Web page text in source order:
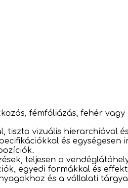
fémfóliázás, fehér
tiszta vizuális hierarchiával
és egységesen
teljesen a
egyedi formákkal és
és a vállalati